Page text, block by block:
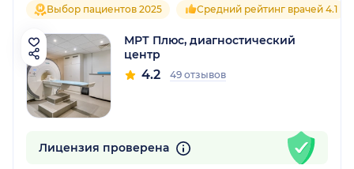
Выбор пациентов 2025 Средний рейтинг врачей 4.1
МРТ Плюс, диагностический
центр
4.2 49 отзывов
Лицензия проверена